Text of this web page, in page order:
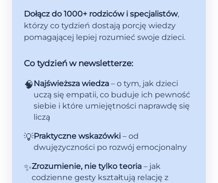
Dołącz do 1000+ rodziców i specjalistów,
którzy co tydzień dostają porcję wiedzy
pomagającej lepiej rozumieć swoje dzieci.
Co tydzień w newsletterze:
🧠Najświeższa wiedza– o tym, jak dzieci
uczą się empatii, co buduje ich pewność
siebie i które umiejętności naprawdę się
liczą
💡Praktyczne wskazówki– od
dwujęzyczności po rozwój emocjonalny
✨Zrozumienie, nie tylko teoria– jak
codzienne gesty kształtują relację z